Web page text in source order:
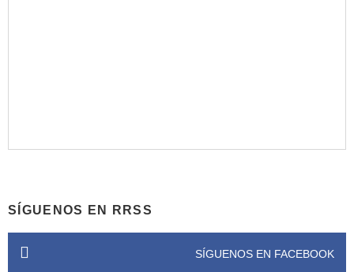
SÍGUENOS EN RRSS
SÍGUENOS EN FACEBOOK